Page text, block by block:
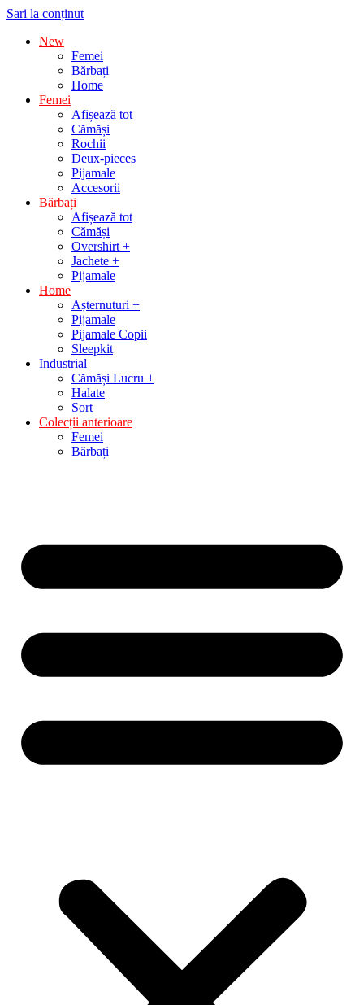
Sari la conținut
New
Femei
Bărbați
Home
Femei
Afișează tot
Cămăși
Rochii
Deux-pieces
Pijamale
Accesorii
Bărbați
Afișează tot
Cămăși
Overshirt +
Jachete +
Pijamale
Home
Așternuturi +
Pijamale
Pijamale Copii
Sleepkit
Industrial
Cămăși Lucru +
Halate
Sort
Colecții anterioare
Femei
Bărbați